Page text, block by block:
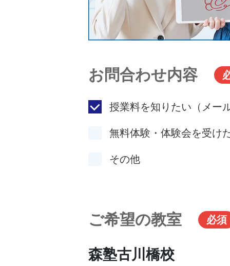
お問合わせ内容
授業料を知りたい（メー
無料体験・体験会を受け
その他
ご希望の教室 必須
森塾古川橋校